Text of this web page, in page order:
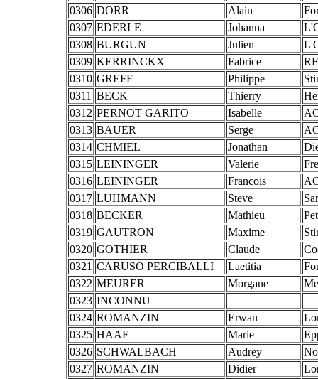
0306 DORR Alain
0307 EDERLE Johanna
0308 BURGUN Julien
0309 KERRINCKX Fabrice
0310 GREFF Philippe
0311 BECK Thierry
0312 PERNOT GARITO Isabelle
0313 BAUER Serge
0314 CHMIEL Jonathan
0315 LEININGER Valerie
0316 LEININGER Francois
0317 LUHMANN Steve
0318 BECKER Mathieu
0319 GAUTRON Maxime
0320 GOTHIER Claude
0321 CARUSO PERCIBALLI Laetitia
0322 MEURER Morgane
0323 INCONNU
0324 ROMANZIN Erwan
0325 HAAF Marie
0326 SCHWALBACH Audrey
0327 ROMANZIN Didier